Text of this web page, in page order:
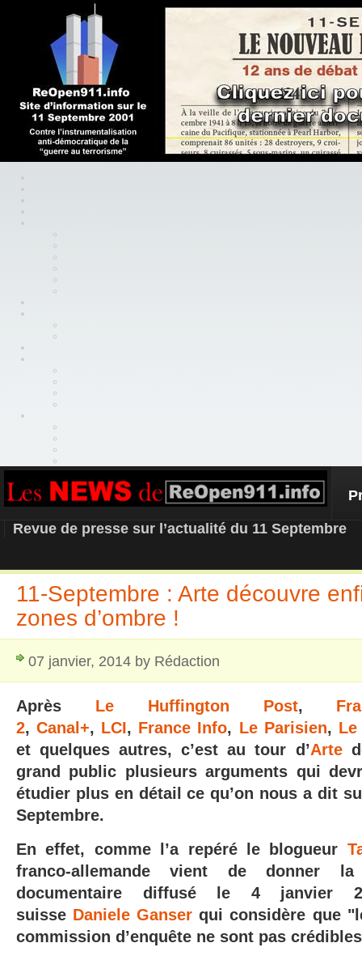
REOPEN911 – NEWS
Revue de presse sur l’actualité du 11 Septembre
11-Septembre : Arte découvre
zones d’ombre !
07 janvier, 2014 by Rédaction
Après Le Huffington Post,
2,Canal+, LCI, France Info, Le Parisien, Le
et quelques autres, c’est au tour d’Arte
grand public plusieurs arguments qui
étudier plus en détail ce qu’on nous a dit
Septembre.
En effet, comme l’a repéré le blogueur
franco-allemande vient de donner
documentaire diffusé le 4 janvier
suisse Daniele Ganser qui considère que
commission d’enquête ne sont pas